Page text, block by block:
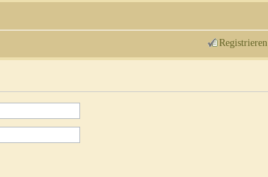
Registrieren